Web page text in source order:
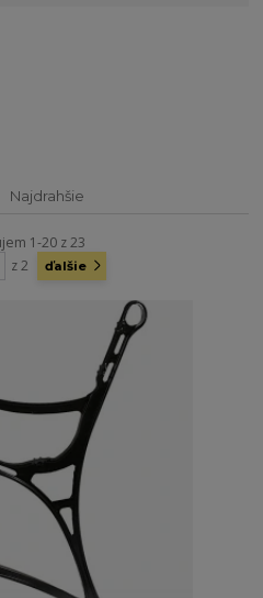
Najdrahšie
1-20 z 23
z 2 ďalšie